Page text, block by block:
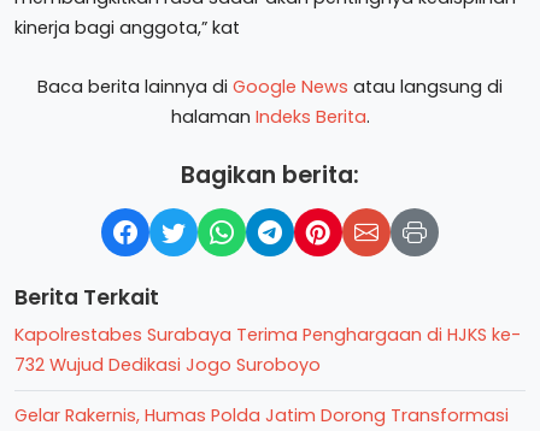
kinerja bagi anggota,” kat
Baca berita lainnya di Google News atau langsung di
halaman Indeks Berita.
Bagikan berita:
Berita Terkait
Kapolrestabes Surabaya Terima Penghargaan di HJKS ke-
732 Wujud Dedikasi Jogo Suroboyo
Gelar Rakernis, Humas Polda Jatim Dorong Transformasi